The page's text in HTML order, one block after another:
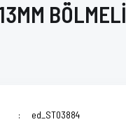
BÖLMELİ
ed_ST03884